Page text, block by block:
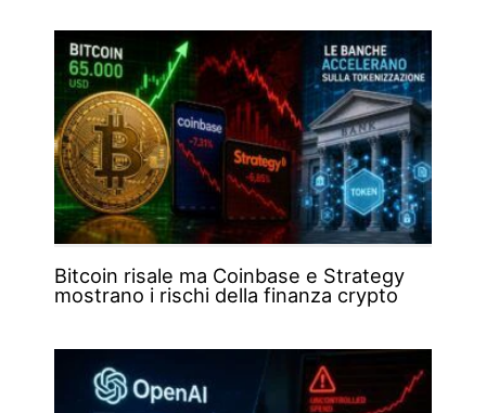
Bitcoin risale ma Coinbase e Strategy
mostrano i rischi della finanza crypto